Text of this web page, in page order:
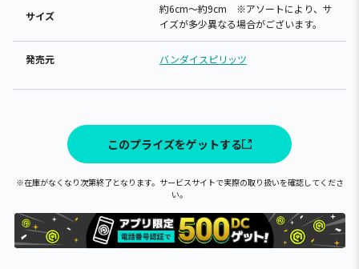
サイズ
約6cm～約9cm ※アソートにより、サ
イズが多少異なる場合がございます。
発売元 バンダイスピリッツ
このプライズをゲットする
※在庫がなくなり次第終了となります。サービスサイトで実際の取り扱いを確認してくださ
い。